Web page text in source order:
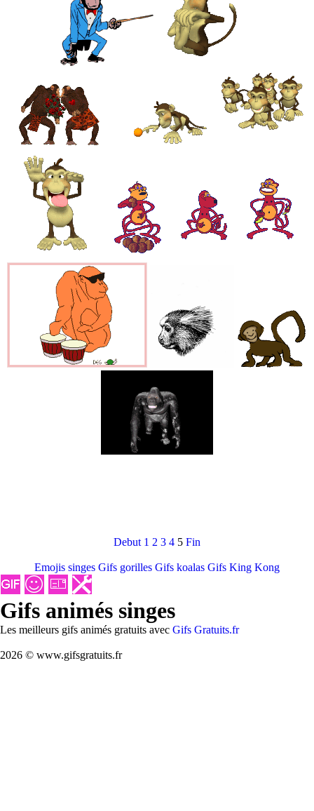
Debut 1 2 3 4 5 Fin
Emojis singes Gifs gorilles Gifs koalas Gifs King Kong
Gifs animés singes
Les meilleurs gifs animés gratuits avec Gifs Gratuits.fr
2026 © www.gifsgratuits.fr